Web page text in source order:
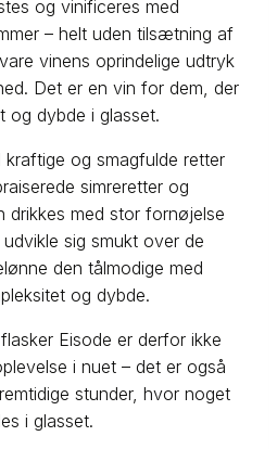
og vinificeres med
– helt uden tilsætning af
vinens oprindelige udtryk
Det er en vin for dem, der
og dybde i glasset.
kraftige og smagfulde retter
simreretter og
drikkes med stor fornøjelse
sig smukt over de
den tålmodige med
og dybde.
Eisode er derfor ikke
i nuet – det er også
stunder, hvor noget
i glasset.